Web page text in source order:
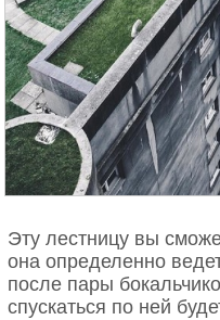
Эту лестницу вы
она определенно
после пары
спускаться по ней